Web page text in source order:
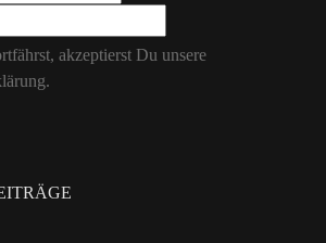
akzeptierst Du unsere